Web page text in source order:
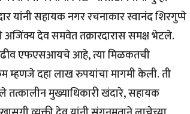
यांनी सहायक नगर रचनाकार स्वानंद शिरगुप्पे
अजिंक्य देव समवेत तक्रारदारास समक्ष भेटले.
एफएसआयचे आहे, त्या मिळकतची
म्हणजे दहा लाख रुपयांचा मागमी केली. ती
तत्कालीन मुख्याधिकारी खंदारे, सहायक